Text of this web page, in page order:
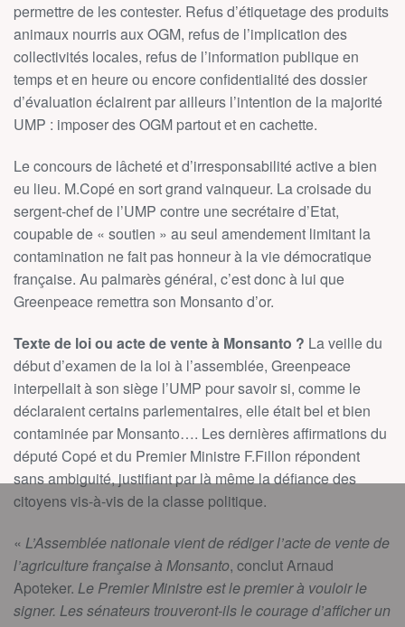
permettre de les contester. Refus d’étiquetage des produits
animaux nourris aux OGM, refus de l’implication des
collectivités locales, refus de l’information publique en
temps et en heure ou encore confidentialité des dossier
d’évaluation éclairent par ailleurs l’intention de la majorité
UMP : imposer des OGM partout et en cachette.
Le concours de lâcheté et d’irresponsabilité active a bien
eu lieu. M.Copé en sort grand vainqueur. La croisade du
sergent-chef de l’UMP contre une secrétaire d’Etat,
coupable de « soutien » au seul amendement limitant la
contamination ne fait pas honneur à la vie démocratique
française. Au palmarès général, c’est donc à lui que
Greenpeace remettra son Monsanto d’or.
Texte de loi ou acte de vente à Monsanto ? La veille du
début d’examen de la loi à l’assemblée, Greenpeace
interpellait à son siège l’UMP pour savoir si, comme le
déclaraient certains parlementaires, elle était bel et bien
contaminée par Monsanto…. Les dernières affirmations du
député Copé et du Premier Ministre F.Fillon répondent
sans ambiguité, justifiant par là même la défiance des
citoyens vis-à-vis de la classe politique.
« L’Assemblée nationale vient de rédiger l’acte de vente de
l’agriculture française à Monsanto, conclut Arnaud
Apoteker. Le Premier Ministre est le premier à vouloir le
signer. Les sénateurs trouveront-ils le courage d’afficher un